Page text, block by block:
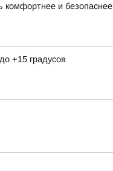
комфортнее и безопаснее
+15 градусов